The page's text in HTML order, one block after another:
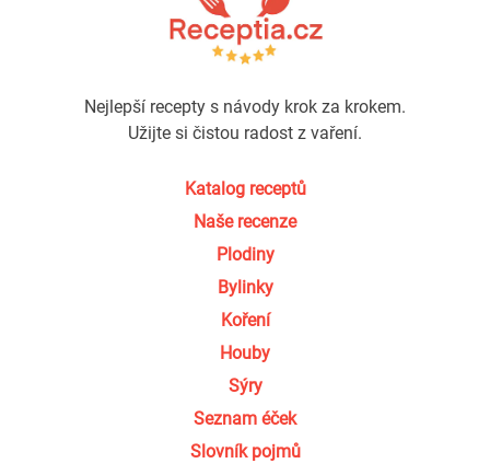
Nejlepší recepty s návody krok za krokem.
Užijte si čistou radost z vaření.
Katalog receptů
Naše recenze
Plodiny
Bylinky
Koření
Houby
Sýry
Seznam éček
Slovník pojmů